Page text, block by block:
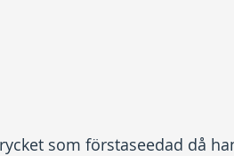
som förstaseedad då